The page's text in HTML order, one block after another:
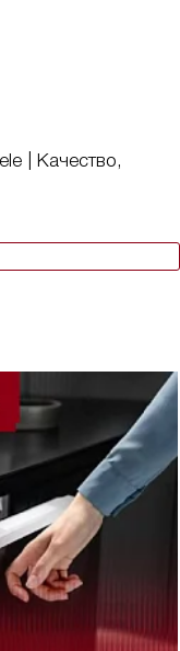
| Качество,